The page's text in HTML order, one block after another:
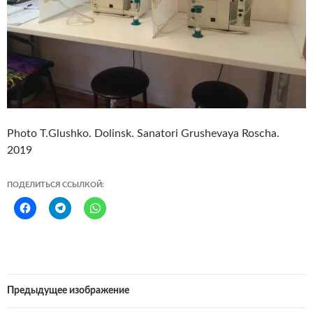
Photo T.Glushko. Dolinsk. Sanatori Grushevaya Roscha.
2019
ПОДЕЛИТЬСЯ ССЫЛКОЙ:
Предыдущее изображение